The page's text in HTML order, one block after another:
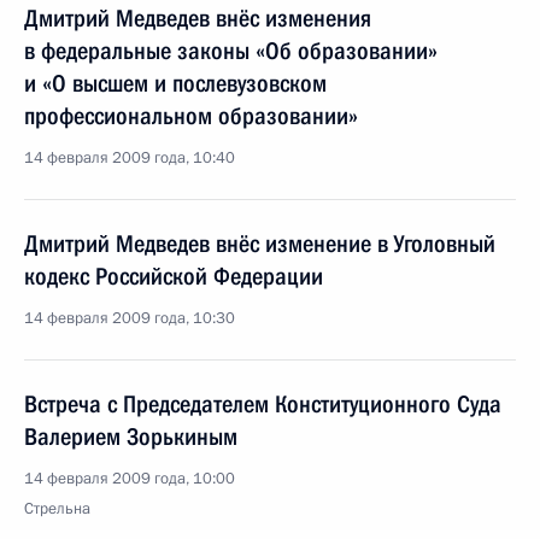
Дмитрий Медведев внёс изменения
в федеральные законы «Об образовании»
и «О высшем и послевузовском
профессиональном образовании»
14 февраля 2009 года, 10:40
Дмитрий Медведев внёс изменение в Уголовный
кодекс Российской Федерации
14 февраля 2009 года, 10:30
Встреча с Председателем Конституционного Суда
Валерием Зорькиным
14 февраля 2009 года, 10:00
Стрельна